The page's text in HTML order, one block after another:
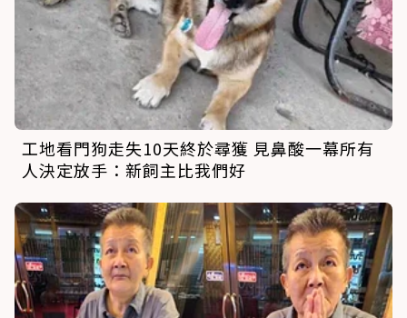
工地看門狗走失10天終於尋獲 見鼻酸一幕所有
人決定放手：新飼主比我們好